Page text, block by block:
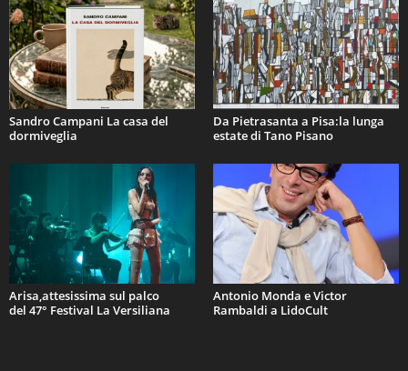
Sandro Campani La casa del
dormiveglia
Da Pietrasanta a Pisa:la lunga
estate di Tano Pisano
Arisa,attesissima sul palco
del 47° Festival La Versiliana
Antonio Monda e Victor
Rambaldi a LidoCult